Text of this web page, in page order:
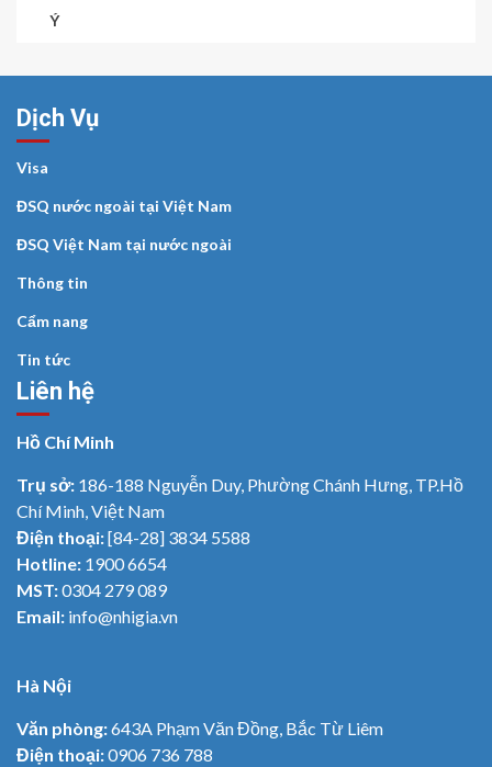
Ý
Dịch Vụ
Visa
ĐSQ nước ngoài tại Việt Nam
ĐSQ Việt Nam tại nước ngoài
Thông tin
Cẩm nang
Tin tức
Liên hệ
Hồ Chí Minh
Trụ sở: 186-188 Nguyễn Duy, Phường Chánh Hưng, TP.Hồ
Chí Minh, Việt Nam
Điện thoại:[84-28] 3834 5588
Hotline: 1900 6654
MST:0304 279 089
Email: info@nhigia.vn
Hà Nội
Văn phòng:643A Phạm Văn Đồng, Bắc Từ Liêm
Điện thoại:0906 736 788